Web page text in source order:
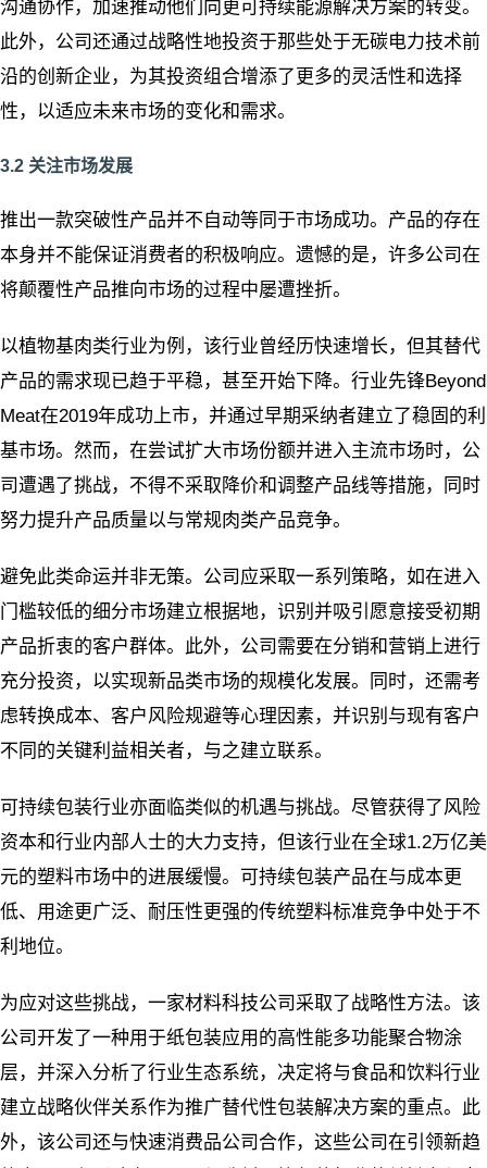
沟通协作，加速推动他们向更可持续能源解决方案的转变。
此外，公司还通过战略性地投资于那些处于无碳电力技术前
沿的创新企业，为其投资组合增添了更多的灵活性和选择
性，以适应未来市场的变化和需求。
3.2 关注市场发展
推出一款突破性产品并不自动等同于市场成功。产品的存在
本身并不能保证消费者的积极响应。遗憾的是，许多公司在
将颠覆性产品推向市场的过程中屡遭挫折。
以植物基肉类行业为例，该行业曾经历快速增长，但其替代
产品的需求现已趋于平稳，甚至开始下降。行业先锋Beyond
Meat在2019年成功上市，并通过早期采纳者建立了稳固的利
基市场。然而，在尝试扩大市场份额并进入主流市场时，公
司遭遇了挑战，不得不采取降价和调整产品线等措施，同时
努力提升产品质量以与常规肉类产品竞争。
避免此类命运并非无策。公司应采取一系列策略，如在进入
门槛较低的细分市场建立根据地，识别并吸引愿意接受初期
产品折衷的客户群体。此外，公司需要在分销和营销上进行
充分投资，以实现新品类市场的规模化发展。同时，还需考
虑转换成本、客户风险规避等心理因素，并识别与现有客户
不同的关键利益相关者，与之建立联系。
可持续包装行业亦面临类似的机遇与挑战。尽管获得了风险
资本和行业内部人士的大力支持，但该行业在全球1.2万亿美
元的塑料市场中的进展缓慢。可持续包装产品在与成本更
低、用途更广泛、耐压性更强的传统塑料标准竞争中处于不
利地位。
为应对这些挑战，一家材料科技公司采取了战略性方法。该
公司开发了一种用于纸包装应用的高性能多功能聚合物涂
层，并深入分析了行业生态系统，决定将与食品和饮料行业
建立战略伙伴关系作为推广替代性包装解决方案的重点。此
外，该公司还与快速消费品公司合作，这些公司在引领新趋